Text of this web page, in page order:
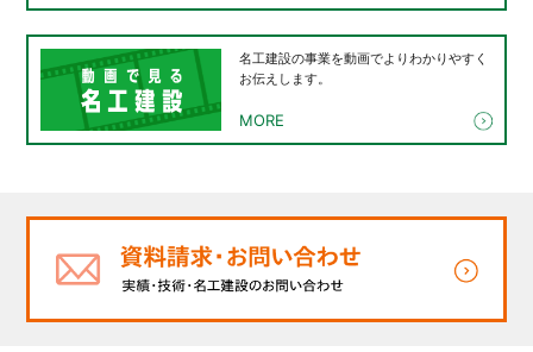
名工建設の事業を動画でよりわかりやすく
お伝えします。
MORE